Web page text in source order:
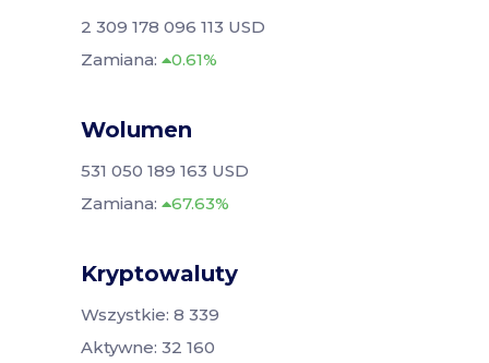
2 309 178 096 113 USD
Zamiana:
0.61%
Wolumen
531 050 189 163 USD
Zamiana:
67.63%
Kryptowaluty
Wszystkie: 8 339
Aktywne: 32 160